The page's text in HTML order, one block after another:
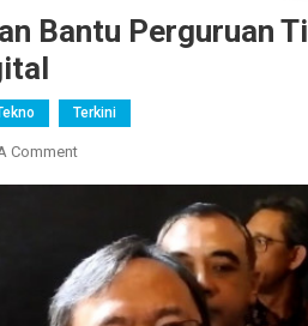
Bantu Perguruan
Terkini
CommentOn
Perguruan
Tinggi
Pengembang